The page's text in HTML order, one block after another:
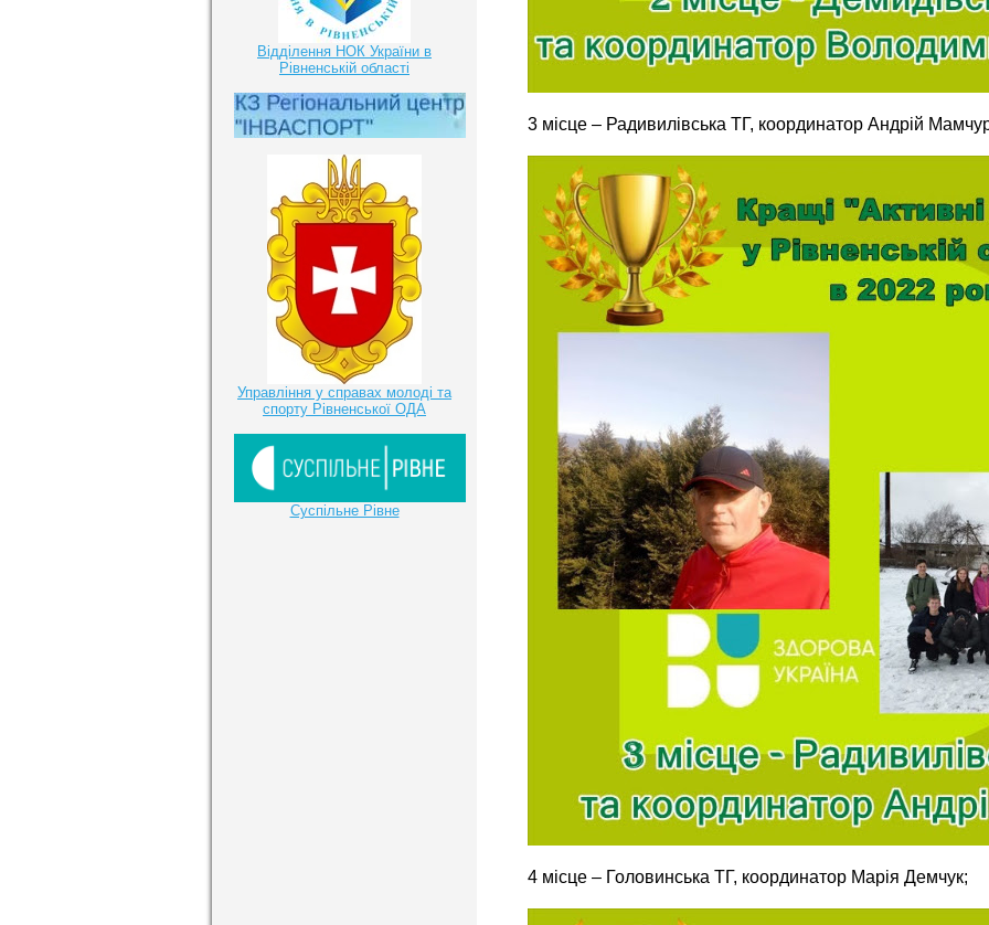
3 місце – Радивилівська ТГ, координатор Андрій
4 місце – Головинська ТГ, координатор Марія Демчук;
Відділення НОК України в
Рівненській області
Управління у справах молоді та
спорту Рівненської ОДА
Суспільне Рівне